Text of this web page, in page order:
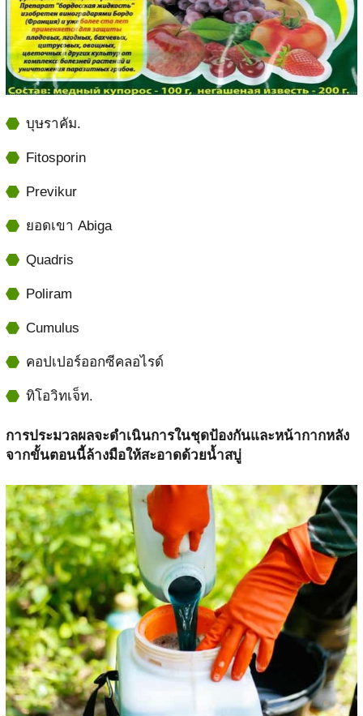
บุษราคัม.
Fitosporin
Previkur
ยอดเขา Abiga
Quadris
Poliram
Cumulus
คอปเปอร์ออกซีคลอไรด์
ทิโอวิทเจ็ท.
การประมวลผลจะดำเนินการในชุดป้องกันและหน้ากากหลัง
จากขั้นตอนนี้ล้างมือให้สะอาดด้วยน้ำสบู่